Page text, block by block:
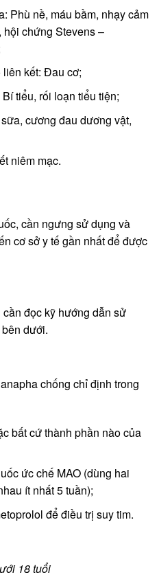
Phù nề, máu bầm, nhạy cảm
hội chứng Stevens –
kết: Đau cơ;
tiểu, rối loạn tiểu tiện;
cương đau dương vật,
niêm mạc.
cần ngưng sử dụng và
cơ sở y tế gần nhất để được
đọc kỹ hướng dẫn sử
dưới.
chống chỉ định trong
bất cứ thành phần nào của
ức chế MAO (dùng hai
ít nhất 5 tuần);
để điều trị suy tim.
18 tuổi